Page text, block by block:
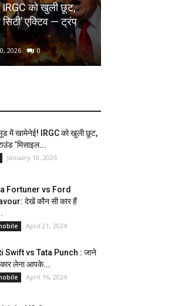
को खुली छूट,
एक्टिव — ट्रंप
2026 0
में खामेनेई! IRGC को खुली छूट,
‘मिसाइल...
January 10, 2026
Fortuner vs Ford
देखें कौन सी कार हैं
April 21, 2024
Swift vs Tata Punch : जाने
लेना आपके...
April 16, 2024